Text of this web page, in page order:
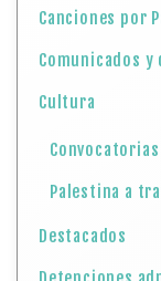
Canciones por
Comunicados
Cultura
Convocatorias
Palestina a
Destacados